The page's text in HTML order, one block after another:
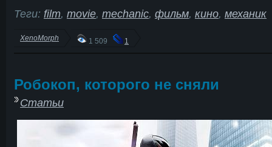
Теги: film, movie, mechanic, фильм, кино, механик
XenoMorph 1 509 1
Робокоп, которого не сняли
Статьи